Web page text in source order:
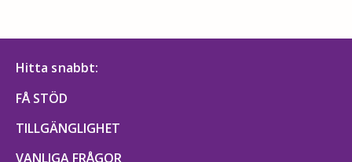
Hitta snabbt:
FÅ STÖD
TILLGÄNGLIGHET
VANLIGA FRÅGOR